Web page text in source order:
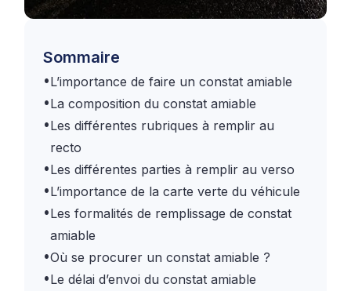
Sommaire
•L’importance de faire un constat amiable
•La composition du constat amiable
•Les différentes rubriques à remplir au
recto
•Les différentes parties à remplir au verso
•L’importance de la carte verte du véhicule
•Les formalités de remplissage de constat
amiable
•Où se procurer un constat amiable ?
•Le délai d’envoi du constat amiable